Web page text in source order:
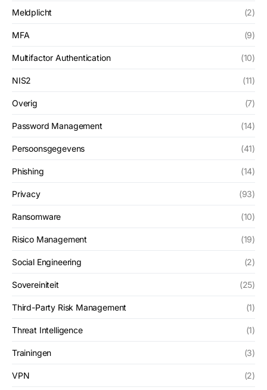
Meldplicht (2)
MFA (9)
Multifactor Authentication (10)
NIS2 (11)
Overig (7)
Password Management (14)
Persoonsgegevens (41)
Phishing (14)
Privacy (93)
Ransomware (10)
Risico Management (19)
Social Engineering (2)
Sovereiniteit (25)
Third-Party Risk Management (1)
Threat Intelligence (1)
Trainingen (3)
VPN (2)